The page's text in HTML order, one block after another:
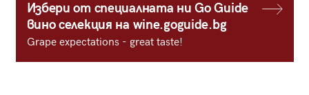
Избери от специалната ни Go Guide
вино селекция на wine.goguide.bg
Grape expectations - great taste!